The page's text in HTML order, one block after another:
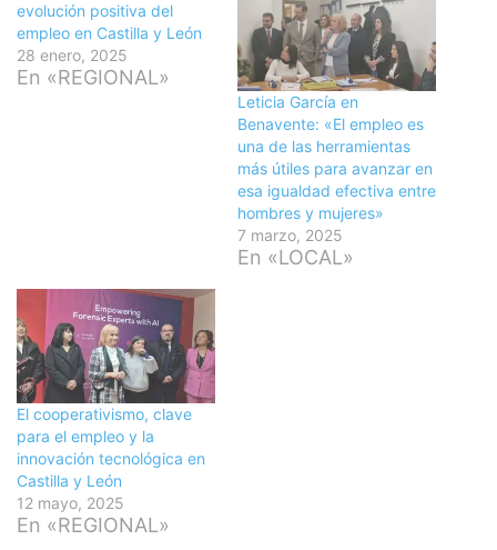
evolución positiva del
empleo en Castilla y León
28 enero, 2025
En «REGIONAL»
Leticia García en
Benavente: «El empleo es
una de las herramientas
más útiles para avanzar en
esa igualdad efectiva entre
hombres y mujeres»
7 marzo, 2025
En «LOCAL»
El cooperativismo, clave
para el empleo y la
innovación tecnológica en
Castilla y León
12 mayo, 2025
En «REGIONAL»